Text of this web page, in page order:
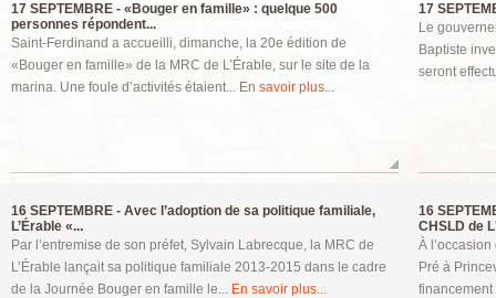
17 SEPTEMBRE - «Bouger en famille» : quelque 500
personnes répondent...
Saint-Ferdinand a accueilli, dimanche, la 20e édition de
«Bouger en famille» de la MRC de L’Érable, sur le site de la
marina. Une foule d’activités étaient... En savoir plus...
17
Le
Baptiste
seront
16 SEPTEMBRE - Avec l’adoption de sa politique familiale,
L’Érable «...
Par l’entremise de son préfet, Sylvain Labrecque, la MRC de
L’Érable lançait sa politique familiale 2013-2015 dans le cadre
de la Journée Bouger en famille le... En savoir plus...
16
CHSLD de
À
Pré à